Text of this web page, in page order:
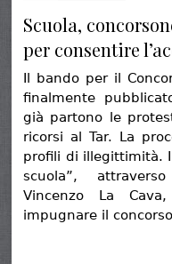
Scuola,
per consentire
Il bando per il
finalmente
già partono le
ricorsi al Tar. La
profili di illegittimità.
scuola”,
Vincenzo La
impugnare il